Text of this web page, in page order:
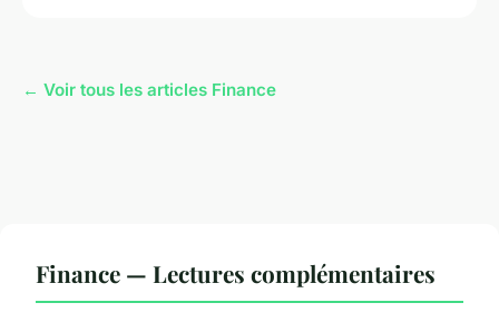
← Voir tous les articles Finance
Finance — Lectures complémentaires